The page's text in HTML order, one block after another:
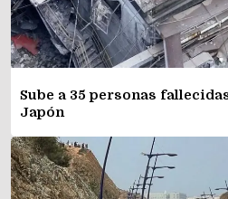
Sube a 35 personas
Japón